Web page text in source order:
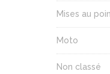
Mises au
Moto
Non classé